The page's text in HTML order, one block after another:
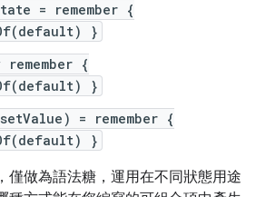
= remember {
}
{
}
= remember {
}
僅做為語法糖，運用在不同狀態用途